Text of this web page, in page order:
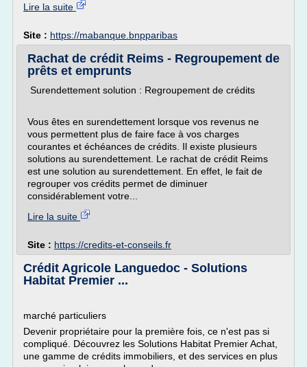
Lire la suite
Site : https://mabanque.bnpparibas
Rachat de crédit Reims - Regroupement de
prêts et emprunts
Surendettement solution : Regroupement de crédits
Vous êtes en surendettement lorsque vos revenus ne
vous permettent plus de faire face à vos charges
courantes et échéances de crédits. Il existe plusieurs
solutions au surendettement. Le rachat de crédit Reims
est une solution au surendettement. En effet, le fait de
regrouper vos crédits permet de diminuer
considérablement votre...
Lire la suite
Site : https://credits-et-conseils.fr
Crédit Agricole Languedoc - Solutions
Habitat Premier ...
marché particuliers
Devenir propriétaire pour la première fois, ce n'est pas si
compliqué. Découvrez les Solutions Habitat Premier Achat,
une gamme de crédits immobiliers, et des services en plus